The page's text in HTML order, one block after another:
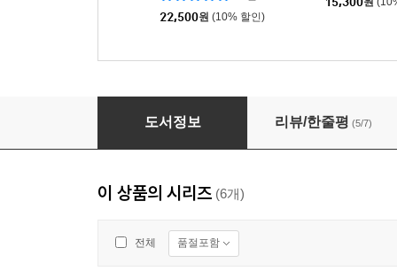
22,500원 (10% 할인)
시나공 JLPT 일본어능력시험 N2 청해
도서정보 리뷰/한줄평 (5/7)
이 상품의 시리즈 (6개)
전체 품절포함